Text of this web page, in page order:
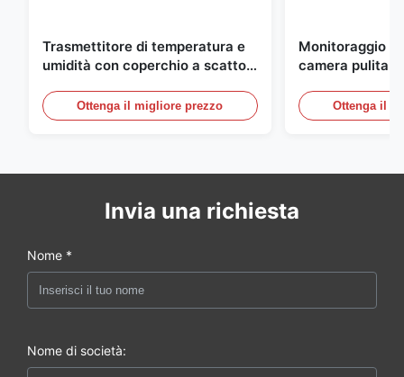
Trasmettitore di temperatura e
umidità con coperchio a scatto
acciaio inossidabile 316L
Ottenga il migliore prezzo
Monitoraggio
camera pulita
inossidabile
medico/fumo
Ottenga il
Invia una richiesta
Nome *
Nome di società: